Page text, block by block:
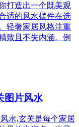
打造出一个既美观
适的风水摆件在选
轻奢家居风格注重
致且不失内涵。例
图片风水
水,玄关是每个家居